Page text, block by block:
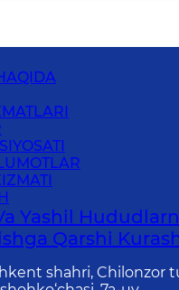
Yashil
Qarshi
shahri, Chilonzor